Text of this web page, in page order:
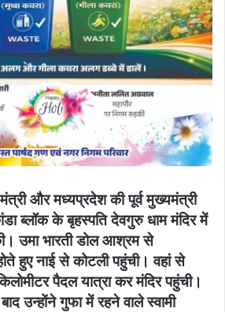
और मध्यप्रदेश की पूर्व मुख्यमंत्री
ब्लॉक के बृहस्पति देवगुरु धाम मंदिर में
उमा भारती डोल आश्रम से
हुए नाई से कोटली पहुंची। वहां से
पैदल यात्रा कर मंदिर पहुंची।
उन्होंने गुफा में रहने वाले स्वामी